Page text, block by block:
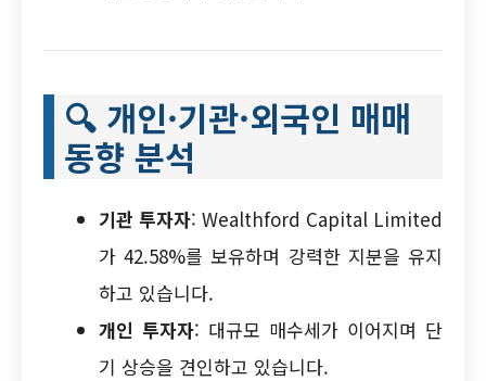
🔍 개인·기관·외국인 매매
동향 분석
기관 투자자: Wealthford Capital Limited
가 42.58%를 보유하며 강력한 지분을 유지
하고 있습니다.
개인 투자자: 대규모 매수세가 이어지며 단
기 상승을 견인하고 있습니다.